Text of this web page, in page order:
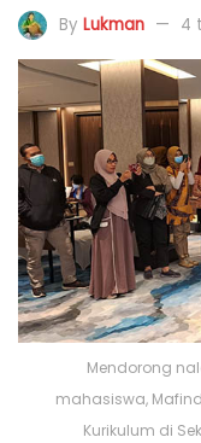
By Lukman 4
Mendorong
mahasiswa,
Kurikulum di